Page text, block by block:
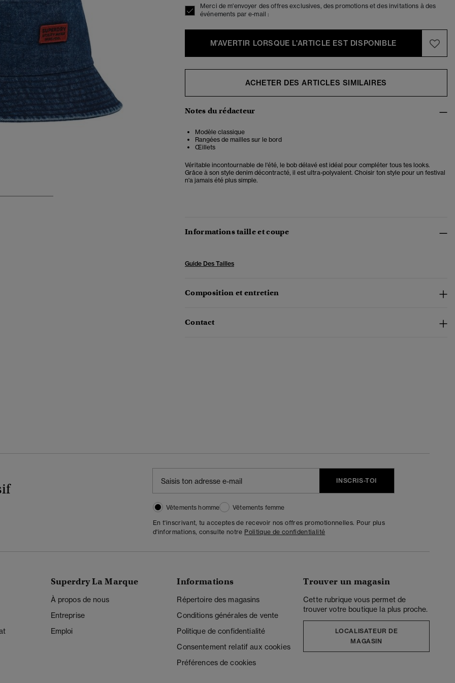
Merci de m'envoyer des offres exclusives, des promotions et des invitations à des
événements par e-mail :
M'AVERTIR LORSQUE L'ARTICLE EST DISPONIBLE
ACHETER DES ARTICLES SIMILAIRES
Notes du rédacteur
Modèle classique
Rangées de mailles sur le bord
Œillets
Véritable incontournable de l'été, le bob délavé est idéal pour compléter tous tes looks.
Grâce à son style denim décontracté, il est ultra-polyvalent. Choisir ton style pour un festival
n'a jamais été plus simple.
Informations taille et coupe
Guide Des Tailles
Composition et entretien
Contact
INSCRIS-TOI
Vêtements homme
Vêtements femme
En t'inscrivant, tu acceptes de recevoir nos offres promotionnelles. Pour plus
d'informations, consulte notre Politique de confidentialité
Superdry La Marque
À propos de nous
Entreprise
Emploi
Informations
Répertoire des magasins
Conditions générales de vente
Politique de confidentialité
Consentement relatif aux cookies
Préférences de cookies
Trouver un magasin
Cette rubrique vous permet de
trouver votre boutique la plus proche.
LOCALISATEUR DE
MAGASIN